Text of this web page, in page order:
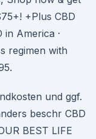
+Plus CBD
in America ·
regimen with
und ggf.
beschr CBD
BEST LIFE